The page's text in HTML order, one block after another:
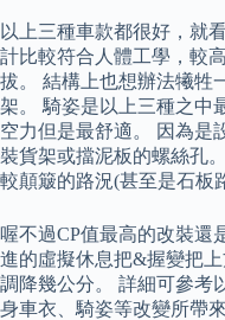
以上三種車款都很好，就
計比較符合人體工學，較
拔。 結構上也想辦法犧牲
架。 騎姿是以上三種之中
空力但是最舒適。 因為是
裝貨架或擋泥板的螺絲孔
較顛簸的路況(甚至是石板
喔不過CP值最高的改裝還
進的虛擬休息把&握變把
調降幾公分。 詳細可參考
身車衣、騎姿等改變所帶